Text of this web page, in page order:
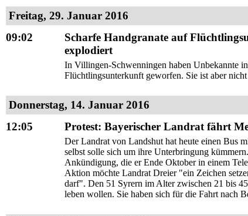
Freitag, 29. Januar 2016
09:02
Scharfe Handgranate auf
explodiert
In Villingen-Schwenningen haben Unbekannte
Flüchtlingsunterkunft geworfen. Sie ist aber
Donnerstag, 14. Januar 2016
12:05
Protest: Bayerischer Landrat fährt
Der Landrat von Landshut hat heute einen Bus
selbst solle sich um ihre Unterbringung
Ankündigung, die er Ende Oktober in einem
Aktion möchte Landrat Dreier "ein Zeichen
darf". Den 51 Syrern im Alter zwischen 21 bis
leben wollen. Sie haben sich für die Fahrt nach